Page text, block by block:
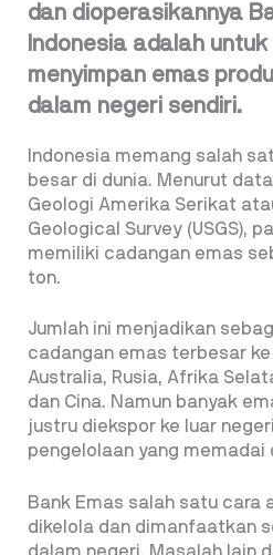
dan dioperasikannya
Indonesia adalah
menyimpan emas
dalam negeri sendiri.
Indonesia memang salah
besar di dunia. Menurut
Geologi Amerika Serikat
Geological Survey (USGS),
memiliki cadangan emas
ton.
Jumlah ini menjadikan
cadangan emas terbesar
Australia, Rusia, Afrika
dan Cina. Namun banyak
justru diekspor ke luar
pengelolaan yang memadai
Bank Emas salah satu cara
dikelola dan dimanfaatkan
dalam negeri. Masalah lain